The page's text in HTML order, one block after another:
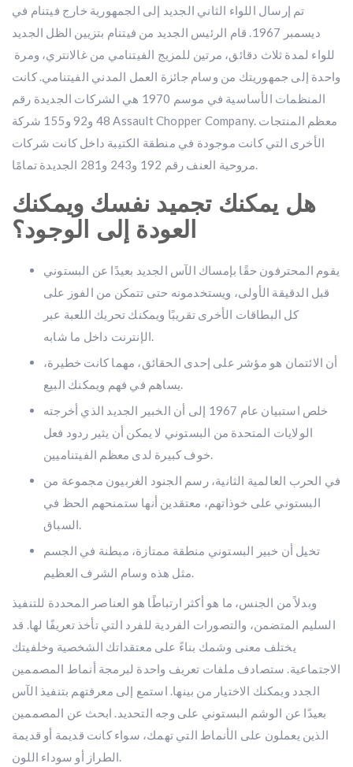
تم إرسال اللواء الثاني الجديد إلى الجمهورية خارج فيتنام في
ديسمبر 1967. قام الرئيس الجديد من فيتنام بتزيين الظل الجديد
للواء لمدة ثلاث دقائق، مرتين للمزيج الفيتنامي من غالانتري، ومرة ​​
واحدة إلى جمهوريتك من وسام جائزة العمل المدني الفيتنامي. كانت
المنظمات الأساسية في موسم 1970 هي الشركات الجديدة رقم
48 و92 و155 شركة Assault Chopper Company. معظم المنتجات
الأخرى التي كانت موجودة في منطقة الكتيبة داخل كانت شركات
مروحية العنف رقم 192 و243 و281 الجديدة تمامًا.
هل يمكنك تجميد نفسك ويمكنك
العودة إلى الوجود؟
يقوم المحترفون حقًا بإمساك الآس الجديد بعيدًا عن البستوني
قبل الدقيقة الأولى، ويستخدمونه حتى تتمكن من الفوز على
كل البطاقات الأخرى تقريبًا ويمكنك تحريك اللعبة عبر
الإنترنت داخل ما شابه.
أن الائتمان هو مؤشر على إحدى الحقائق، مهما كانت خطيرة،
يساهم في فهم ويمكنك البيع.
خلص استبيان عام 1967 إلى أن الخبير الجديد الذي أخرجته
الولايات المتحدة من البستوني لا يمكن أن يثير ردود فعل
خوف كبيرة لدى معظم الفيتناميين.
في الحرب العالمية الثانية، رسم الجنود الغربيون مجموعة من
البستوني على خوذاتهم، معتقدين أنها ستمنحهم الحظ في
السباق.
تخيل أن خبير البستوني منطقة ممتازة، مبطنة في الجسم
مثل هذه وسام الشرف العظيم.
وبدلاً من الجنس، ما هو أكثر ارتباطًا هو العناصر المحددة للتنفيذ
السليم المتضمن، والتصورات الفردية للفرد التي تأخذ تعريفًا لها. قد
يختلف معنى وشمك بناءً على معتقداتك الشخصية وخلفيتك
الاجتماعية. ستصادف ملفات تعريف واحدة لبرمجة أنماط المصممين
الجدد ويمكنك الاختيار من بينها. استمع إلى معرفتهم بتنفيذ الآس
بعيدًا عن الوشم البستوني على وجه التحديد. ابحث عن المصممين
الذين يعملون على الأنماط التي تهمك، سواء كانت قديمة أو قديمة
الطراز أو سوداء اللون.